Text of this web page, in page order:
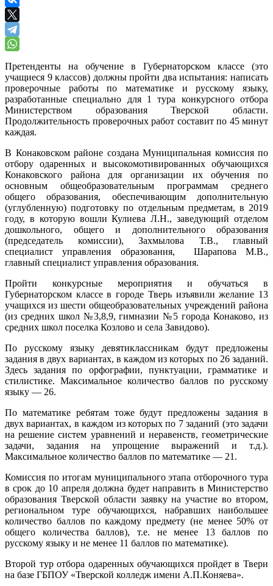
Претенденты на обучение в Губернаторском классе (это
учащиеся 9 классов) должны пройти два испытания: написать
проверочные работы по математике и русскому языку,
разработанные специально для 1 тура конкурсного отбора
Министерством образования Тверской области.
Продолжительность проверочных работ составит по 45 минут
каждая.
В Конаковском районе создана Муниципальная комиссия по
отбору одаренных и высокомотивированных обучающихся
Конаковского района для организации их обучения по
основным общеобразовательным программам среднего
общего образования, обеспечивающим дополнительную
(углубленную) подготовку по отдельным предметам, в 2019
году, в которую вошли Кулиева Л.Н., заведующий отделом
дошкольного, общего и дополнительного образования
(председатель комиссии), Захмылова Т.В., главный
специалист управления образования, Шарапова М.В.,
главный специалист управления образования.
Пройти конкурсные мероприятия и обучаться
в
Губернаторском классе в городе Тверь изъявили желание 13
учащихся из шести общеобразовательных учреждений района
(из средних школ №3,8,9, гимназии №5 города Конаково, из
средних школ поселка Козлово и села Завидово).
По русскому языку девятиклассникам будут предложены
задания в двух вариантах, в каждом из которых по 26 заданий.
Здесь задания по орфографии, пунктуации, грамматике и
стилистике. Максимальное количество баллов по русскому
языку — 26.
По математике ребятам тоже будут предложены задания в
двух вариантах, в каждом из которых по 7 заданий (это задачи
на решение систем уравнений и неравенств, геометрические
задачи, задания на упрощение выражений и т.д.).
Максимальное количество баллов по математике — 21.
Комиссия по итогам муниципального этапа отборочного тура
в срок до 10 апреля должна будет направить в Министерство
образования Тверской области заявку на участие во втором,
региональном туре обучающихся, набравших наибольшее
количество баллов по каждому предмету (не менее 50% от
общего количества баллов), т.е. не менее 13 баллов по
русскому языку и не менее 11 баллов по математике).
Второй тур отбора одаренных обучающихся пройдет в Твери
на базе ГБПОУ «Тверской колледж имени А.П.Коняева».